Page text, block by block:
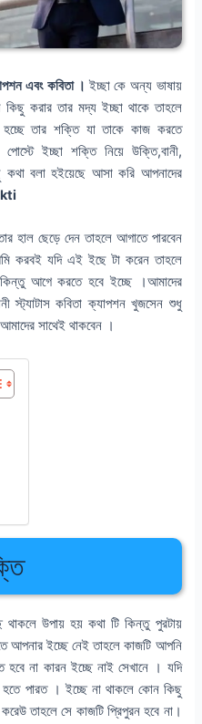
এবং কবিতা । ইচ্ছা কে অন্য ভাষায়
করার তার মদ্য ইচ্ছা থাকে তাহলে
হচ্ছে তার শক্তি যা তাকে কাজ করতে
ইচ্ছা শক্তি নিয়ে উক্তি,বানী,
কথা বলা হইয়েছে আসা করি আপনাদের
ছেড়ে দেন তাহলে আগাতে পারবেন
করবই যদি এই ইছে টা করেন তাহলে
আগে করতে হবে ইচ্ছে ।আমাদের
স্ট্যাটাস কবিতা ক্যাপশন খুজসেন শুধু
সাথেই থাকবেন ।
উপায় হয় কথা টি কিন্তু পুরটায়
আপনার ইচ্ছে নেই তাহলে কাজটি আপনি
না কারন ইচ্ছে নাই সেখানে । যদি
পারত । ইচ্ছে না থাকলে কোন কিছু
তাহলে সে কাজটি প্রিপুরন হবে না।